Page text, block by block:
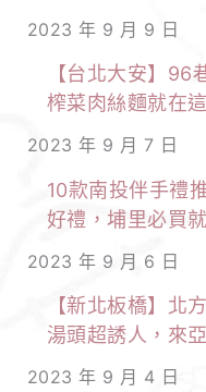
2023 年 9 月 9 日
【台北大安】96
榨菜肉絲麵就在這
2023 年 9 月 7 日
10款南投伴手禮
好禮，埔里必買
2023 年 9 月 6 日
【新北板橋】北
湯頭超誘人，來
2023 年 9 月 4 日